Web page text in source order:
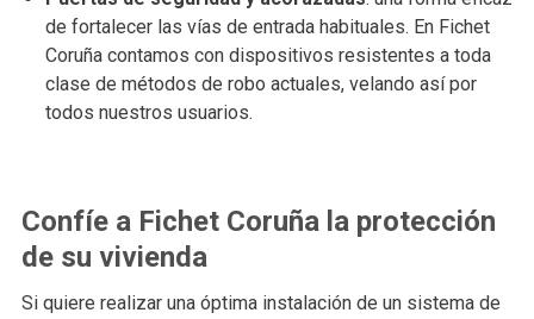
de fortalecer las vías de entrada habituales. En Fichet
Coruña contamos con dispositivos resistentes a toda
clase de métodos de robo actuales, velando así por
todos nuestros usuarios.
Confíe a Fichet Coruña la protección
de su vivienda
Si quiere realizar una óptima instalación de un sistema de